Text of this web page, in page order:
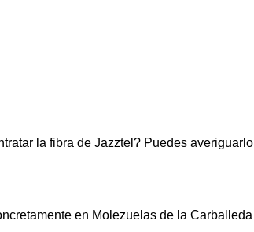
la fibra de Jazztel? Puedes averiguarlo
en Molezuelas de la Carballeda